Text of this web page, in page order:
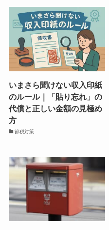
いまさら聞けない収入印紙
のルール｜「貼り忘れ」の
代償と正しい金額の見極め
方
節税対策